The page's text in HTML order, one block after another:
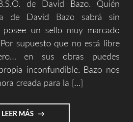
de David Bazo. Quién
de David Bazo sabrá sin
un sello muy marcado
supuesto que no está libre
en sus obras puedes
inconfundible. Bazo nos
creada para la […]
LEER MÁS "DAVID